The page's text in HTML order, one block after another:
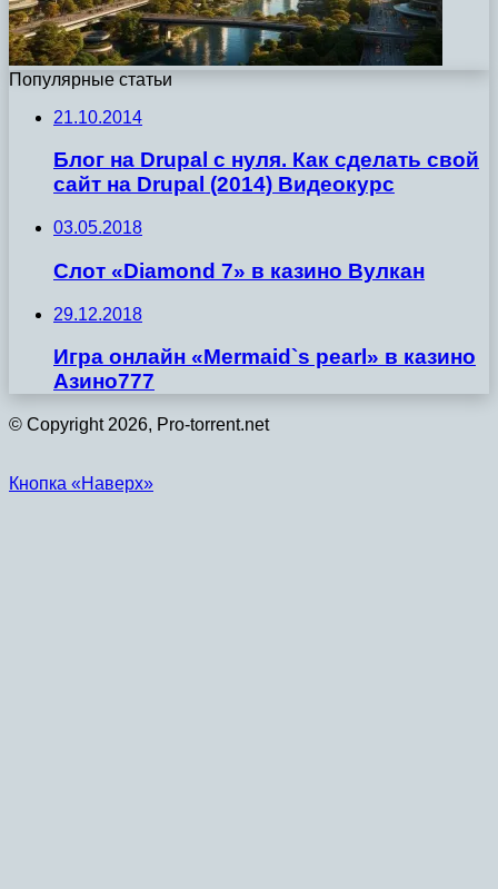
Популярные статьи
21.10.2014
Блог на Drupal с нуля. Как сделать свой
сайт на Drupal (2014) Видеокурс
03.05.2018
Слот «Diamond 7» в казино Вулкан
29.12.2018
Игра онлайн «Mermaid`s pearl» в казино
Азино777
© Copyright 2026, Pro-torrent.net
Кнопка «Наверх»